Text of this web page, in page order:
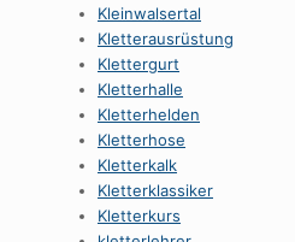
Kleinwalsertal
Kletterausrüstung
Klettergurt
Kletterhalle
Kletterhelden
Kletterhose
Kletterkalk
Kletterklassiker
Kletterkurs